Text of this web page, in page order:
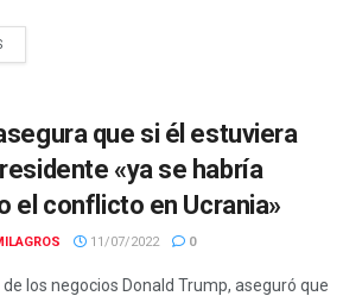
que si él estuviera
«ya se habría
el conflicto en Ucrania»
11/07/2022 0
los negocios Donald Trump, aseguró que